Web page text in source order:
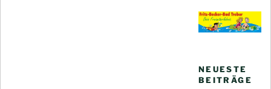
NEUESTE
BEITRÄGE